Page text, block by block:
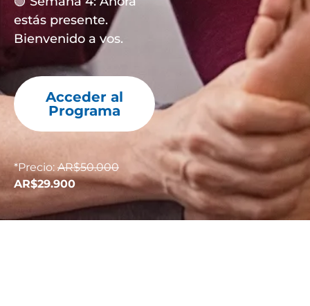
estás presente.
Bienvenido a vos.
Acceder al
Programa
*Precio: AR$50.000
AR$29.900